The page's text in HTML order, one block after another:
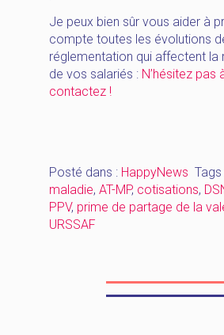
Je peux bien sûr vous aider à
compte toutes les évolutions
réglementation qui affectent la
de vos salariés : N’hésitez pas
contactez !
Posté dans : HappyNews Tags
maladie, AT-MP, cotisations,
PPV, prime de partage de la
URSSAF